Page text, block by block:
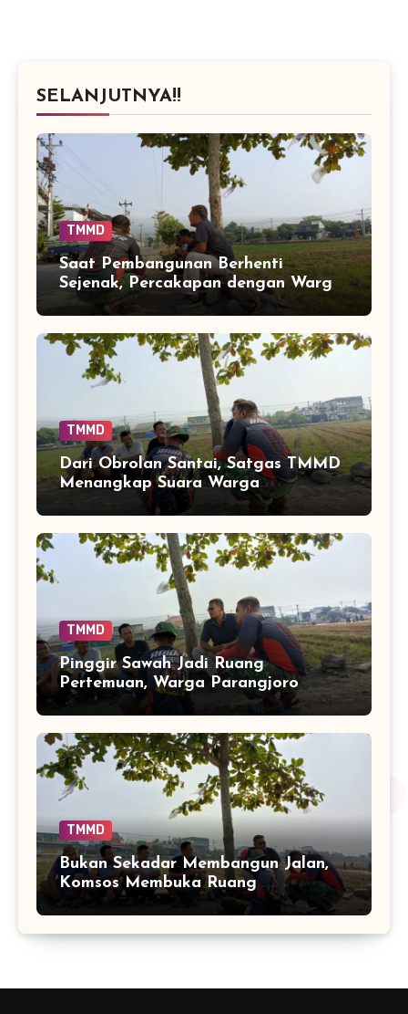
SELANJUTNYA!!
TMMD
Saat Pembangunan Berhenti
Sejenak, Percakapan dengan Warga
Tetap Berjalan
TMMD
Dari Obrolan Santai, Satgas TMMD
Menangkap Suara Warga
TMMD
Pinggir Sawah Jadi Ruang
Pertemuan, Warga Parangjoro
Bicara dari Hati ke Hati
TMMD
Bukan Sekadar Membangun Jalan,
Komsos Membuka Ruang
Mendengar Warga Parangjoro